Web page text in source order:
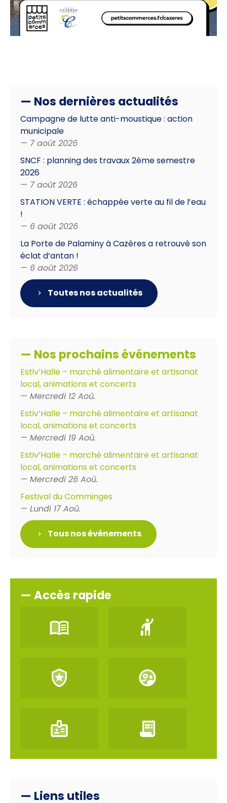
— Nos dernières actualités
Campagne de lutte anti-moustique : action
municipale
— 7 août 2026
SNCF : planning des travaux 2ème semestre
2026
— 7 août 2026
STATION VERTE : échappée verte au fil de l’eau
!
— 6 août 2026
La Porte de Palaminy à Cazères a retrouvé son
éclat d’antan !
— 6 août 2026
Toutes nos actualités
— Nos prochains événements
Estiv’Halle – marché alimentaire et artisanat
local, animations et concerts
— Mercredi 12 Aoû.
Estiv’Halle – marché alimentaire et artisanat
local, animations et concerts
— Mercredi 19 Aoû.
Estiv’Halle – marché alimentaire et artisanat
local, animations et concerts
— Mercredi 26 Aoû.
Festival du Comminges
— Lundi 17 Aoû.
Tous nos événements
— Accès rapide
— Liens utiles